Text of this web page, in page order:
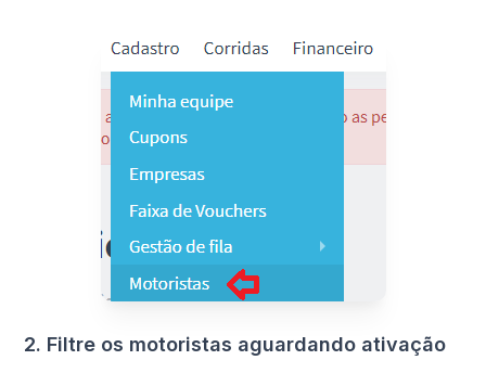
2. Filtre os motoristas aguardando ativação